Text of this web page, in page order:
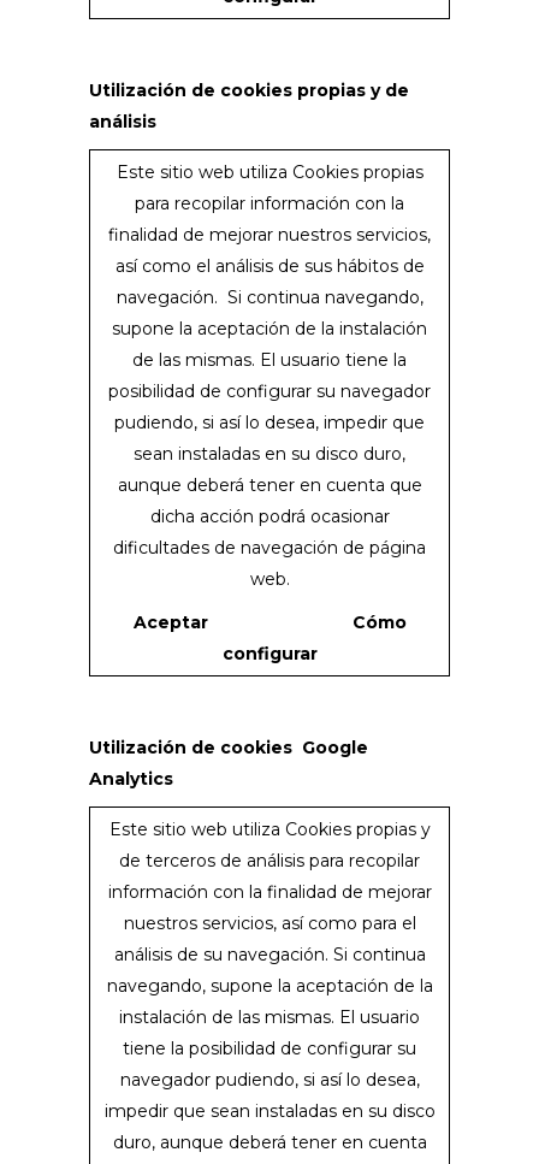
Utilización de cookies propias y de
análisis
Este sitio web utiliza Cookies propias
para recopilar información con la
finalidad de mejorar nuestros servicios,
así como el análisis de sus hábitos de
navegación. Si continua navegando,
supone la aceptación de la instalación
de las mismas. El usuario tiene la
posibilidad de configurar su navegador
pudiendo, si así lo desea, impedir que
sean instaladas en su disco duro,
aunque deberá tener en cuenta que
dicha acción podrá ocasionar
dificultades de navegación de página
web.
Aceptar
Cómo
configurar
Utilización de cookies Google
Analytics
Este sitio web utiliza Cookies propias y
de terceros de análisis para recopilar
información con la finalidad de mejorar
nuestros servicios, así como para el
análisis de su navegación. Si continua
navegando, supone la aceptación de la
instalación de las mismas. El usuario
tiene la posibilidad de configurar su
navegador pudiendo, si así lo desea,
impedir que sean instaladas en su disco
duro, aunque deberá tener en cuenta